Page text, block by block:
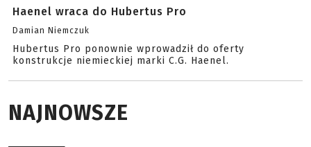
Haenel wraca do Hubertus Pro
Damian Niemczuk
Hubertus Pro ponownie wprowadził do oferty
konstrukcje niemieckiej marki C.G. Haenel.
NAJNOWSZE